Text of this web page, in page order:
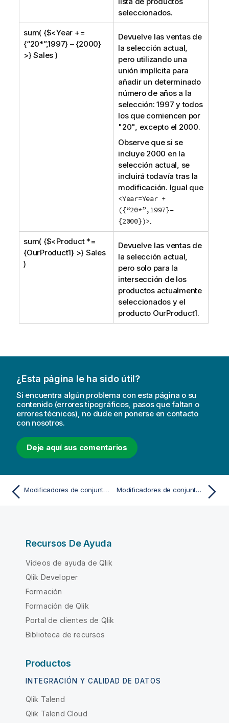
seleccionados.
sum( {$<Year +=
{“20*”,1997} – {2000}
>} Sales )
Devuelve las ventas de
la selección actual,
pero utilizando una
unión implícita para
añadir un determinado
número de años a la
selección: 1997 y todos
los que comiencen por
"20", excepto el 2000.
Observe que si se
incluye 2000 en la
selección actual, se
incluirá todavía tras la
modificación. Igual que
<Year=Year +
({“20*”,1997}–
{2000})>.
sum( {$<Product *=
{OurProduct1} >} Sales
)
Devuelve las ventas de
la selección actual,
pero solo para la
intersección de los
productos actualmente
seleccionados y el
producto OurProduct1.
¿Esta página le ha sido útil?
Si encuentra algún problema con esta página o su
contenido (errores tipográficos, pasos que faltan o
errores técnicos), no dude en ponerse en contacto
con nosotros.
Deje aquí sus comentarios
Modificadores de conjunto con operadores de conjunto Modificadores de conjunto que utilizan funciones de conjunto
Recursos De Ayuda
Vídeos de ayuda de Qlik
Qlik Developer
Formación
Formación de Qlik
Portal de clientes de Qlik
Biblioteca de recursos
Productos
INTEGRACIÓN Y CALIDAD DE DATOS
Qlik Talend
Qlik Talend Cloud